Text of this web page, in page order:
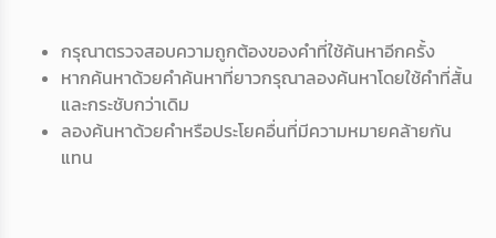
กรุณาตรวจสอบความถูกต้องของคำที่ใช้ค้นหาอีกครั้ง
หากค้นหาด้วยคำค้นหาที่ยาวกรุณาลองค้นหาโดยใช้คำที่สั้น
และกระชับกว่าเดิม
ลองค้นหาด้วยคำหรือประโยคอื่นที่มีความหมายคล้ายกัน
แทน